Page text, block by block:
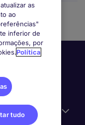
as
ao
inferior de
por
Política
tudo